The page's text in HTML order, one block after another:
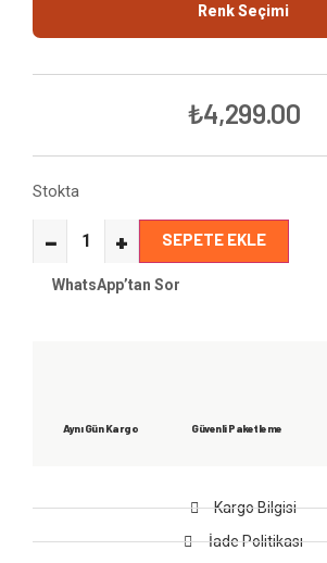
Renk Seçimi
₺4,299.00
Stokta
− + SEPETE EKLE
WhatsApp’tan Sor
Aynı Gün Kargo Güvenli Paketleme
Kargo Bilgisi
İade Politikası